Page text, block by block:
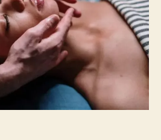
w
układzie
zgryzu
na
pracę
mięśni